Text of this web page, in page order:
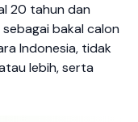
20 tahun dan
bakal calon
Indonesia, tidak
lebih, serta